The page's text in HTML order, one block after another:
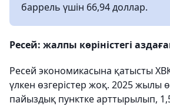
баррель үшін 66,94 доллар.
Ресей: жалпы көріністегі
Ресей экономикасына қатысты
үлкен өзгерістер жоқ. 2025 жылы
пайыздық пунктке арттырылып,